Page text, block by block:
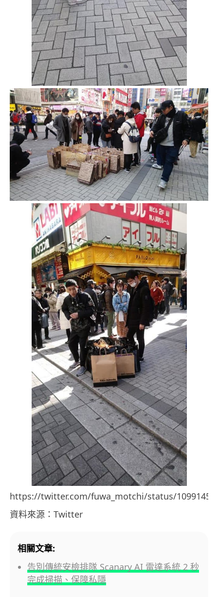
https://twitter.com/fuwa_motchi/status/
資料來源：Twitter
相關文章:
告別傳統安檢排隊 Scanary AI 雷達系統 2 秒
完成掃描、保障私隱